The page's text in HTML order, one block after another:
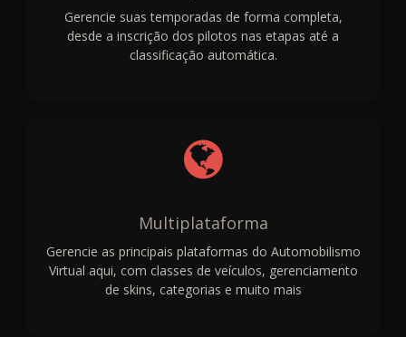
Gerencie suas temporadas de forma completa,
desde a inscrição dos pilotos nas etapas até a
classificação automática.
Multiplataforma
Gerencie as principais plataformas do Automobilismo
Virtual aqui, com classes de veículos, gerenciamento
de skins, categorias e muito mais